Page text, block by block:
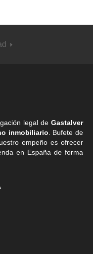
legal de Gastalver
inmobiliario. Bufete de
empeño es ofrecer
en España de forma